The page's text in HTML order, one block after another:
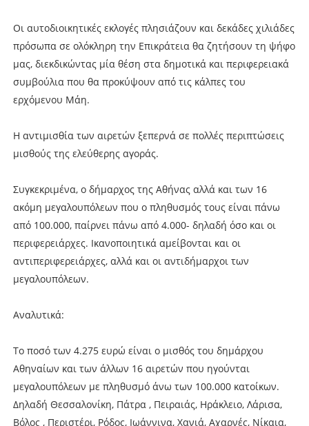
Οι αυτοδιοικητικές εκλογές πλησιάζουν και δεκάδες χιλιάδες
πρόσωπα σε ολόκληρη την Επικράτεια θα ζητήσουν τη ψήφο
μας, διεκδικώντας μία θέση στα δημοτικά και περιφερειακά
συμβούλια που θα προκύψουν από τις κάλπες του
ερχόμενου Μάη.
Η αντιμισθία των αιρετών ξεπερνά σε πολλές περιπτώσεις
μισθούς της ελεύθερης αγοράς.
Συγκεκριμένα, ο δήμαρχος της Αθήνας αλλά και των 16
ακόμη μεγαλουπόλεων που ο πληθυσμός τους είναι πάνω
από 100.000, παίρνει πάνω από 4.000- δηλαδή όσο και οι
περιφερειάρχες. Ικανοποιητικά αμείβονται και οι
αντιπεριφερειάρχες, αλλά και οι αντιδήμαρχοι των
μεγαλουπόλεων.
Αναλυτικά:
To ποσό των 4.275 ευρώ είναι ο μισθός του δημάρχου
Αθηναίων και των άλλων 16 αιρετών που ηγούνται
μεγαλουπόλεων με πληθυσμό άνω των 100.000 κατοίκων.
Δηλαδή Θεσσαλονίκη, Πάτρα , Πειραιάς, Ηράκλειο, Λάρισα,
Βόλος , Περιστέρι, Ρόδος, Ιωάννινα, Χανιά, Αχαρνές, Νίκαια,